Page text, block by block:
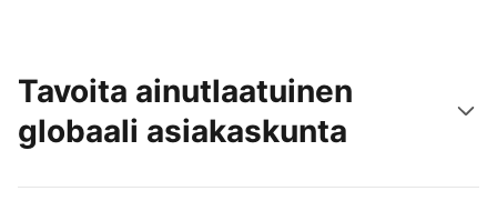
Tavoita ainutlaatuinen
globaali asiakaskunta